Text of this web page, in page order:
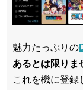
魅力たっぷりの
あるとは限りま
これを機に登録